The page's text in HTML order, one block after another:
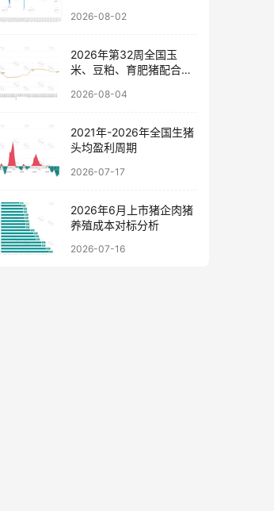
2026-08-02
2026年第32周全国玉
米、豆粕、育肥猪配合饲
2026-08-04
2021年-2026年全国生猪
头均盈利周期
2026-07-17
2026年6月上市猪企肉猪
养殖成本对标分析
2026-07-16